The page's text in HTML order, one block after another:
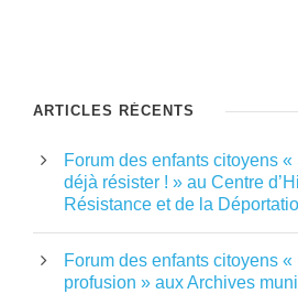
ARTICLES RÉCENTS
Forum des enfants citoyens «
déjà résister ! » au Centre
Résistance et de la
Forum des enfants citoyens
profusion » aux Archives